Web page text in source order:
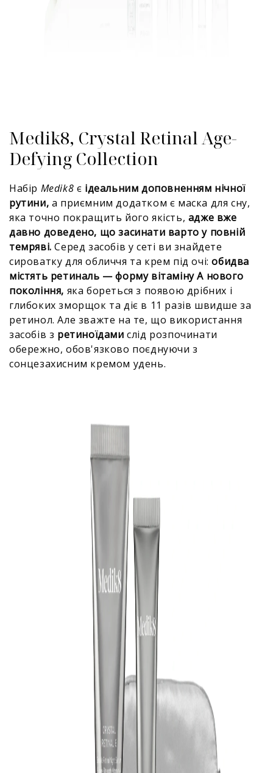
Medik8, Crystal Retinal Age-
Defying Collection
Набір Medik8 є ідеальним доповненням нічної
рутини, а приємним додатком є маска для сну,
яка точно покращить його якість, адже вже
давно доведено, що засинати варто у повній
темряві. Серед засобів у сеті ви знайдете
сироватку для обличчя та крем під очі:обидва
містять ретиналь — форму вітаміну А нового
покоління, яка бореться з появою дрібних і
глибоких зморщок та діє в 11 разів швидше за
ретинол. Але зважте на те, що використання
засобів з ретиноїдамислід розпочинати
обережно, обов'язково поєднуючи з
сонцезахисним кремом удень.